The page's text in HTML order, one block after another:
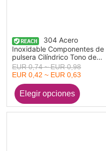
304 Acero
Inoxidable Componentes de
pulsera Cilíndrico Tono de
Plata Ajustable 21cm
longitud, 1 Unidad
EUR 0,74 ~ EUR 0,98
EUR 0,42 ~ EUR 0,63